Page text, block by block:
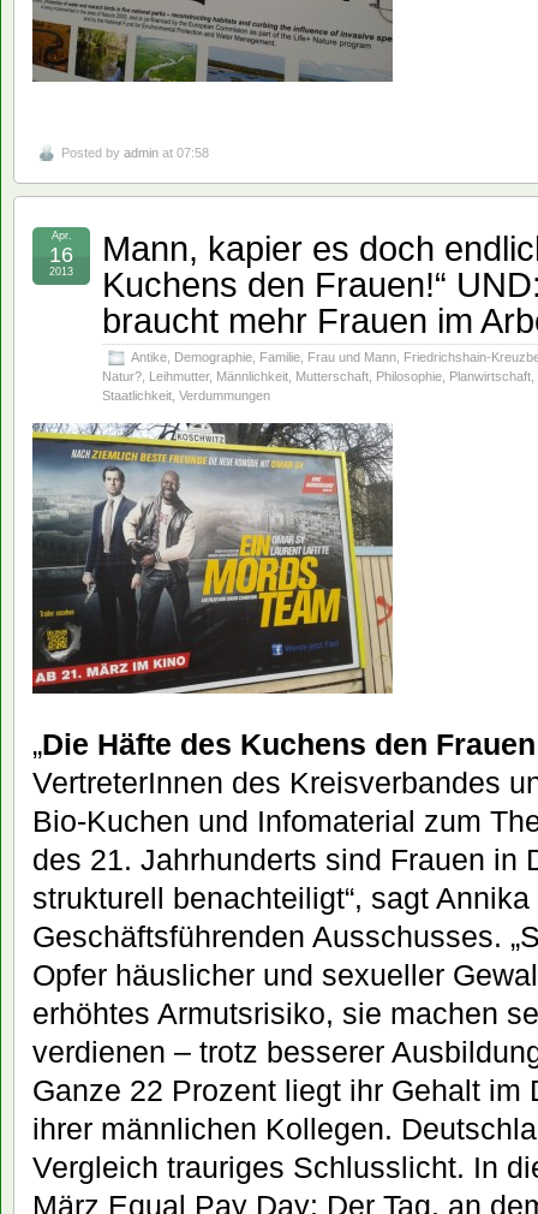
Posted by admin at 07:58
Mann, kapier es doch
Kuchens den Frauen!“
braucht mehr Frauen im
Antike Demographie Familie Frau und Mann Friedrichshain-
Natur? Leihmutter, Männlichkeit Mutterschaft Philosophie Planwirtschaft
Staatlichkeit Verdummungen
Apr.
16
2013
„Die Häfte des Kuchens den Frauen
VertreterInnen des Kreisverbandes
Bio-Kuchen und Infomaterial zum
des 21. Jahrhunderts sind Frauen in
strukturell benachteiligt“, sagt
Geschäftsführenden Ausschusses.
Opfer häuslicher und sexueller
erhöhtes Armutsrisiko, sie machen
verdienen – trotz besserer
Ganze 22 Prozent liegt ihr Gehalt
ihrer männlichen Kollegen.
Vergleich trauriges Schlusslicht. In
März Equal Pay Day: Der Tag, an